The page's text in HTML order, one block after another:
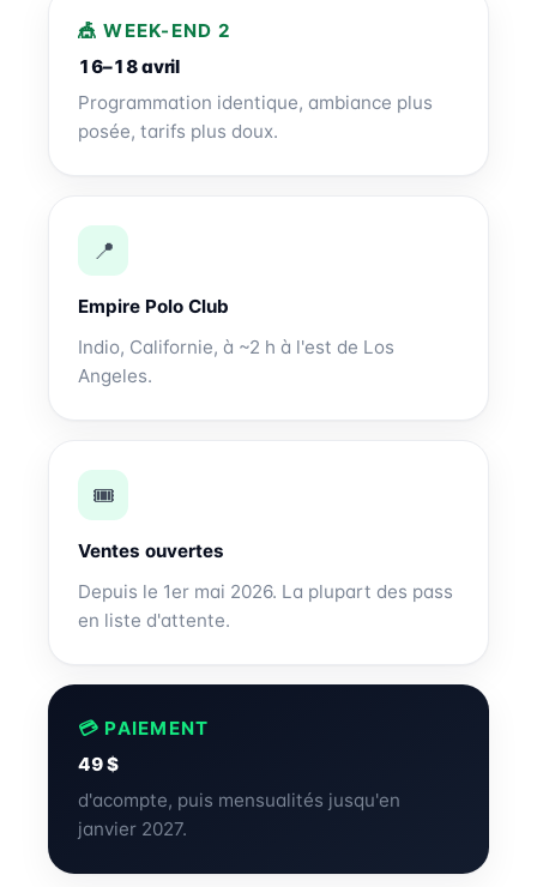
🎪 WEEK-END 2
16–18 avril
Programmation identique, ambiance plus
posée, tarifs plus doux.
📍
Empire Polo Club
Indio, Californie, à ~2 h à l'est de Los
Angeles.
🎟️
Ventes ouvertes
Depuis le 1er mai 2026. La plupart des pass
en liste d'attente.
💳 PAIEMENT
49 $
d'acompte, puis mensualités jusqu'en
janvier 2027.